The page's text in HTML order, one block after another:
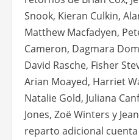
Snook, Kieran Culkin,
Matthew Macfadyen,
Cameron, Dagmara
David Rasche, Fisher
Arian Moayed, Harriet
Natalie Gold, Juliana
Jones, Zoë Winters y
reparto adicional